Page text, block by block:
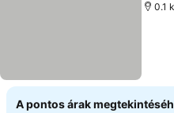
0.1
A pontos árak